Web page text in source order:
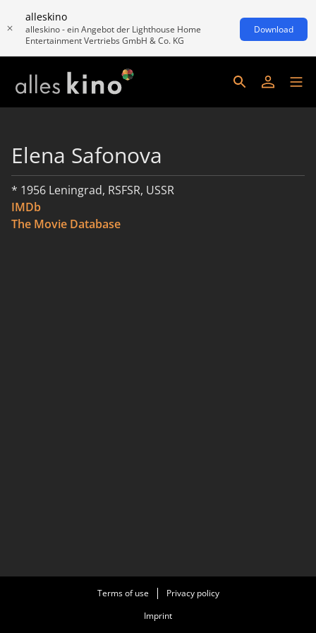
alleskino
alleskino - ein Angebot der Lighthouse Home
Entertainment Vertriebs GmbH & Co. KG
Download
Elena Safonova
* 1956 Leningrad, RSFSR, USSR
IMDb
The Movie Database
Terms of use
Privacy policy
Imprint